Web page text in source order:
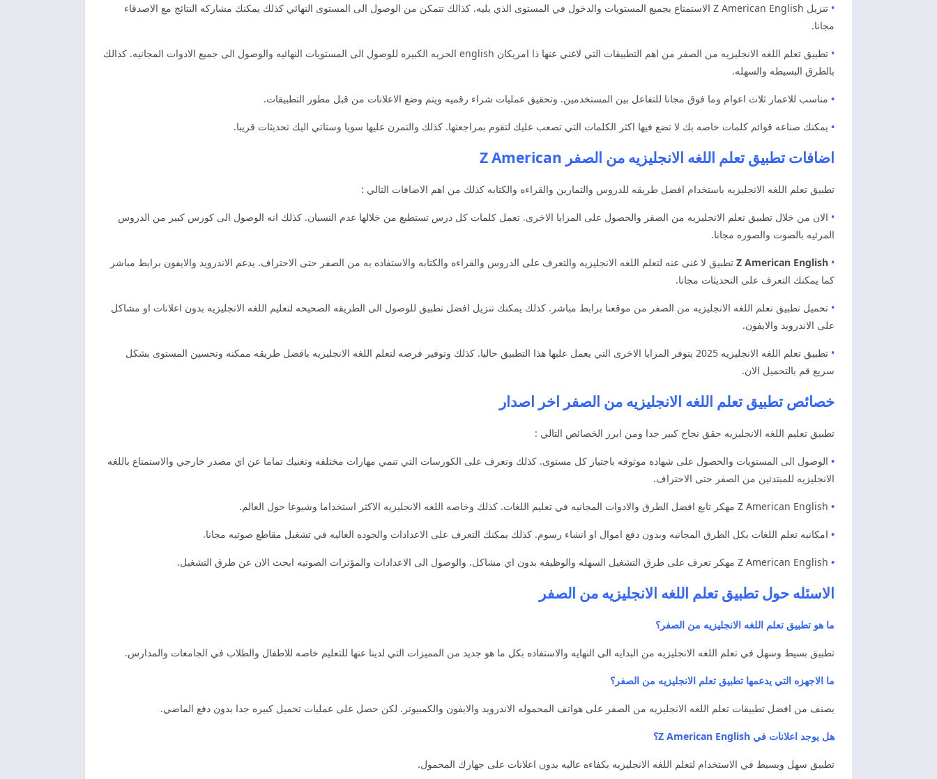
•
تنزيل Z American English الاستمتاع بجميع المستويات والدخول في المستوى الذي يليه. كذالك تتمكن من الوصول الى المستوى النهائي كذلك يمكنك مشاركه النتائج مع الاصدقاء
مجانا.
•
تطبيق تعلم اللغه الانجليزيه من الصفر من اهم التطبيقات التي لاغني عنها ذا امريكان english الحريه الكبيره للوصول الى المستويات النهائيه والوصول الى جميع الادوات المجانيه. كذالك
بالطرق البسيطه والسهله.
• مناسب للاعمار ثلاث اعوام وما فوق مجانا للتفاعل بين المستخدمين. وتحقيق عمليات شراء رقميه ويتم وضع الاعلانات من قبل مطور التطبيقات.
• يمكنك صناعه قوائم كلمات خاصه بك لا تضع فيها اكثر الكلمات التي تصعب عليك لتقوم بمراجعتها. كذلك والتمرن عليها سويا وستاتي اليك تحديثات قريبا.
اضافات تطبيق تعلم اللغه الانجليزيه من الصفر Z American
تطبيق تعلم اللغه الانجليزيه باستخدام افضل طريقه للدروس والتمارين والقراءه والكتابه كذلك من اهم الاضافات التالي :
• الان من خلال تطبيق تعلم الانجليزيه من الصفر والحصول على المزايا الاخرى. تعمل كلمات كل درس تستطيع من خلالها عدم النسيان. كذلك انه الوصول الى كورس كبير من الدروس
المرئيه بالصوت والصوره مجانا.
•
Z American English تطبيق لا غنى عنه لتعلم اللغه الانجليزيه والتعرف على الدروس والقراءه والكتابه والاستفاده به من الصفر حتى الاحتراف. يدعم الاندرويد والايفون برابط مباشر
كما يمكنك التعرف على التحديثات مجانا.
• تحميل تطبيق تعلم اللغه الانجليزيه من الصفر من موقعنا برابط مباشر. كذلك يمكنك تنزيل افضل تطبيق للوصول الى الطريقه الصحيحه لتعليم اللغه الانجليزيه بدون اعلانات او مشاكل
على الاندرويد والايفون.
•
تطبيق تعلم اللغه الانجليزيه 2025 يتوفر المزايا الاخرى التي يعمل عليها هذا التطبيق حاليا. كذلك وتوفير فرصه لتعلم اللغه الانجليزيه بافضل طريقه ممكنه وتحسين المستوى بشكل
سريع قم بالتحميل الان.
خصائص تطبيق تعلم اللغه الانجليزيه من الصفر اخر اصدار
تطبيق تعليم اللغه الانجليزيه حقق نجاح كبير جدا ومن ابرز الخصائص التالي :
• الوصول الى المستويات والحصول على شهاده موثوقه باجتياز كل مستوى. كذلك وتعرف على الكورسات التي تنمي مهارات مختلفه وتغنيك تماما عن اي مصدر خارجي والاستمتاع باللغه
الانجليزيه للمبتدئين من الصفر حتى الاحتراف.
•
• امكانيه تعلم اللغات بكل الطرق المجانيه وبدون دفع اموال او انشاء رسوم. كذلك يمكنك التعرف على الاعدادات والجوده العاليه في تشغيل مقاطع صوتيه مجانا.
•
الاسئله حول تطبيق تعلم اللغه الانجليزيه من الصفر
ما هو تطبيق تعلم اللغه الانجليزيه من الصفر؟
تطبيق بسيط وسهل في تعلم اللغه الانجليزيه من البدايه الى النهايه والاستفاده بكل ما هو جديد من المميزات التي لدينا عنها للتعليم خاصه للاطفال والطلاب في الجامعات والمدارس.
ما الاجهزه التي يدعمها تطبيق تعلم الانجليزيه من الصفر؟
يصنف من افضل تطبيقات تعلم اللغه الانجليزيه من الصفر على هواتف المحموله الاندرويد والايفون والكمبيوتر. لكن حصل على عمليات تحميل كبيره جدا بدون دفع الماضي.
هل يوجد اعلانات في Z American English؟
تطبيق سهل وبسيط في الاستخدام لتعلم اللغه الانجليزيه بكفاءه عاليه بدون اعلانات على جهازك المحمول.